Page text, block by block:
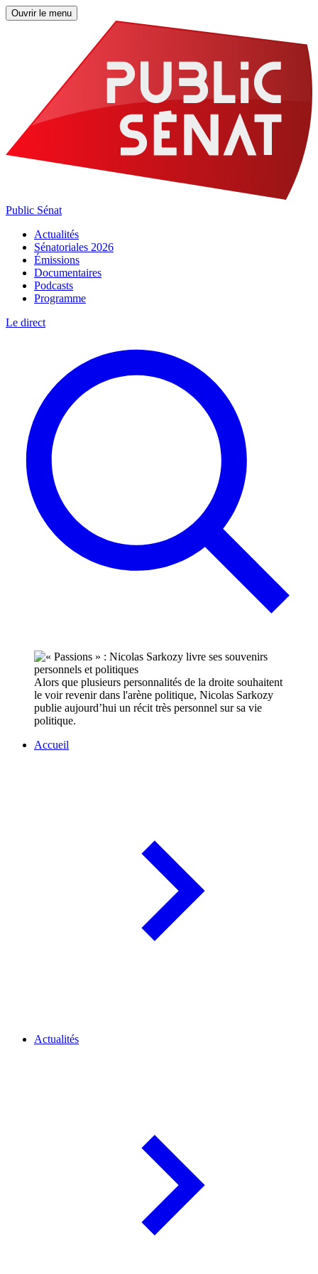
Ouvrir le menu
Public Sénat
Actualités
Sénatoriales 2026
Émissions
Documentaires
Podcasts
Programme
Le direct
Alors que plusieurs personnalités de la droite souhaitent
le voir revenir dans l'arène politique, Nicolas Sarkozy
publie aujourd’hui un récit très personnel sur sa vie
politique.
Accueil
Actualités